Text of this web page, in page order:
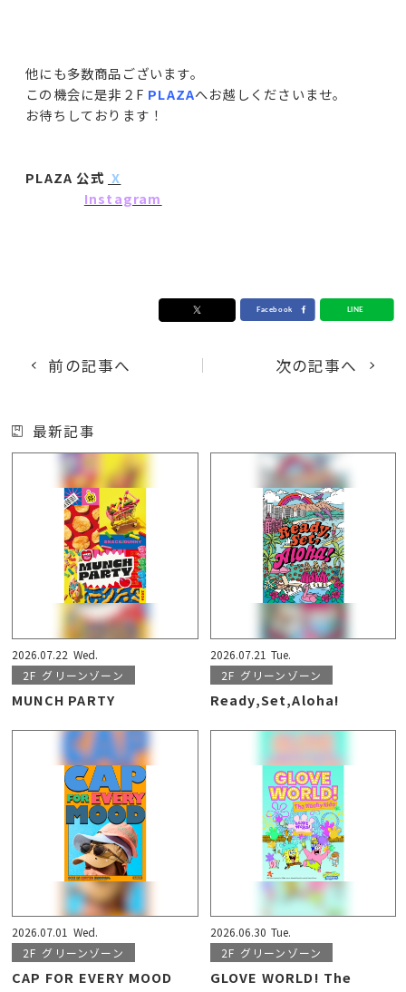
他にも多数商品ございます。
この機会に是非２F PLAZAへお越しくださいませ。
お待ちしております！
PLAZA 公式 X
Instagram
前の記事へ 次の記事へ
最新記事
2026.07.22 Wed.
2F グリーンゾーン
MUNCH PARTY
2026.07.21 Tue.
2F グリーンゾーン
Ready,Set,Aloha!
2026.07.01 Wed.
2F グリーンゾーン
CAP FOR EVERY MOOD
2026.06.30 Tue.
2F グリーンゾーン
GLOVE WORLD! The